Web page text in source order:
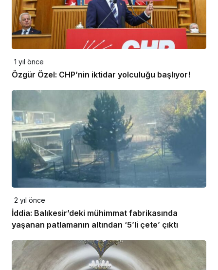
1 yıl önce
Özgür Özel: CHP’nin iktidar yolculuğu başlıyor!
2 yıl önce
İddia: Balıkesir’deki mühimmat fabrikasında
yaşanan patlamanın altından ‘5’li çete’ çıktı